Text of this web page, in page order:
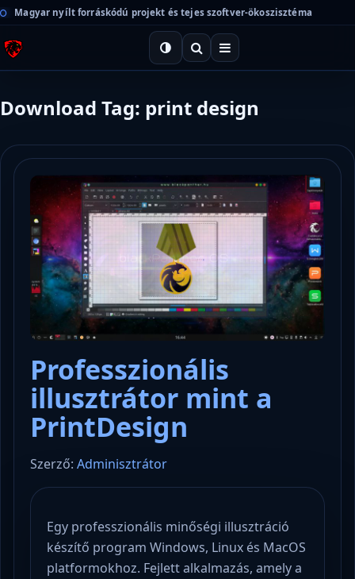
Magyar nyílt forráskódú projekt és tejes szoftver-ökoszisztéma
Download Tag: print design
Professzionális
illusztrátor mint a
PrintDesign
Szerző: Adminisztrátor
Egy professzionális minőségi illusztráció
készítő program Windows, Linux és MacOS
platformokhoz. Fejlett alkalmazás, amely a